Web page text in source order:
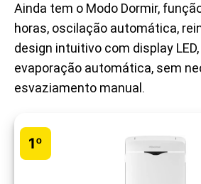
Ainda tem o Modo Dormir,
horas, oscilação automática,
design intuitivo com display
evaporação automática, sem
esvaziamento manual.
1º